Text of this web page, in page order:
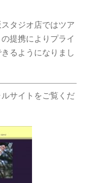
タジオ店ではツア
提携によりプライ
るようになりまし
サイトをご覧くだ